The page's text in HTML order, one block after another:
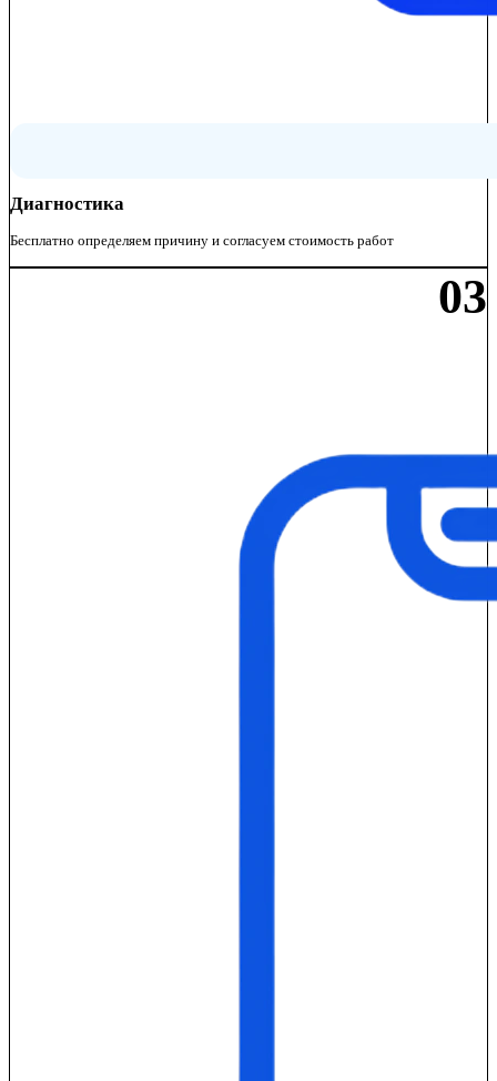
Диагностика
Бесплатно определяем причину и согласуем стоимость работ
03